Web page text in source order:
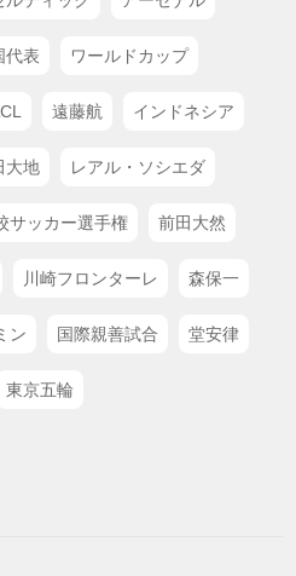
代表 ワールドカップ
遠藤航 インドネシア
大地 レアル・ソシエダ
サッカー選手権 前田大然
川崎フロンターレ 森保一
ン 国際親善試合 堂安律
東京五輪